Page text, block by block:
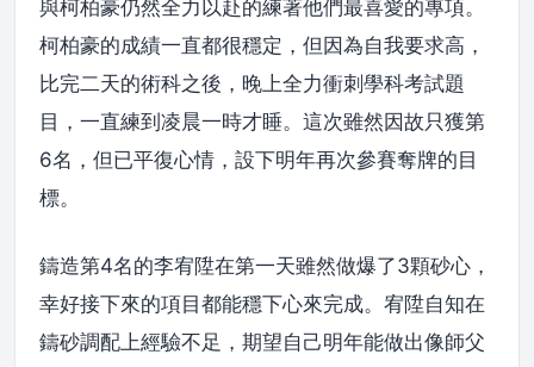
與柯柏豪仍然全力以赴的練著他們最喜愛的專項。
柯柏豪的成績一直都很穩定，但因為自我要求高，
比完二天的術科之後，晚上全力衝刺學科考試題
目，一直練到凌晨一時才睡。這次雖然因故只獲第
6名，但已平復心情，設下明年再次參賽奪牌的目
標。
鑄造第4名的李宥陞在第一天雖然做爆了3顆砂心，
幸好接下來的項目都能穩下心來完成。宥陞自知在
鑄砂調配上經驗不足，期望自己明年能做出像師父